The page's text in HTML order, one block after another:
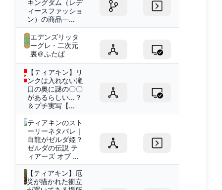
キングダム（レデ
ィースファッショ
ン）の商品一...
エデンズリッタ
ーグレ - 二次元
裏＠ふたば
【ティアキン】リ
ンクは入れない滝
口の奥に謎の〇〇
があるらしい...？
＆プチ実写【...
ティアキンのスト
ーリーネタバレ｜
白龍がゼルダ姫？
ゼルダの伝説 テ
ィアーズ オブ ...
【ティアキン】厄
災が描かれた衝立